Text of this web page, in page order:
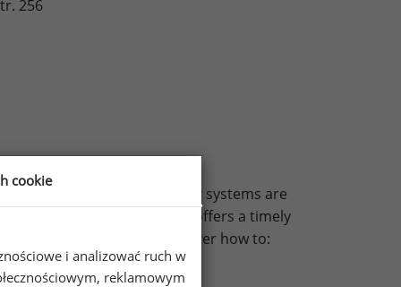
256
in variable pay. Variable pay systems are
Now a recognized expert offers a timely
options. Readers will discover how to:
cookie
i analizować ruch w
reklamowym